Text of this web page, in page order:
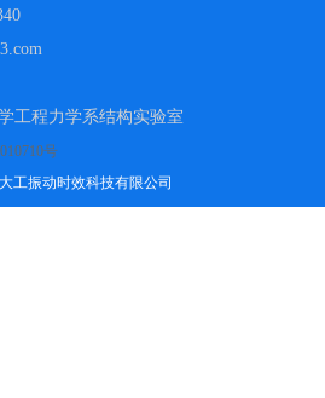
工程力学系结构实验室
号
工振动时效科技有限公司